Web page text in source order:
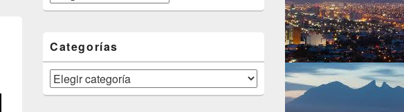
Categorías
Categorías